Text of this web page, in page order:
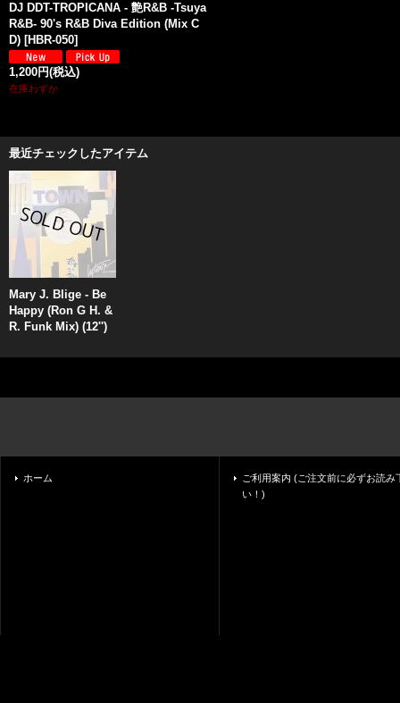
DJ DDT-TROPICANA - 艶R&B -Tsuya
R&B- 90's R&B Diva Edition (Mix C
D) [HBR-050]
1,200円(税込)
在庫わずか
最近チェックしたアイテム
Mary J. Blige - Be
Happy (Ron G H. &
R. Funk Mix) (12'')
ホーム
ご利用案内 (ご注文前に必ずお読み
い！)